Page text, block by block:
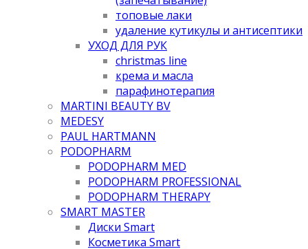
топовые лаки
удаление кутикулы и антисептики
УХОД ДЛЯ РУК
christmas line
крема и масла
парафинотерапия
MARTINI BEAUTY BV
MEDESY
PAUL HARTMANN
PODOPHARM
PODOPHARM MED
PODOPHARM PROFESSIONAL
PODOPHARM THERAPY
SMART MASTER
Диски Smart
Косметика Smart